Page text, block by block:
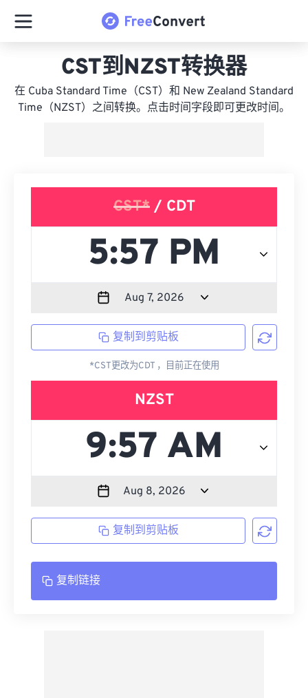
CST到NZST转换器
在 Cuba Standard Time（CST）和 New Zealand Standard
Time（NZST）之间转换。点击时间字段即可更改时间。
CST*/ CDT
复制到剪贴板
*CST更改为CDT ，目前正在使用
NZST
复制到剪贴板
复制链接